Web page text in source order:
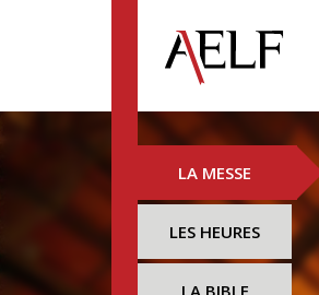
LA MESSE
LES HEURES